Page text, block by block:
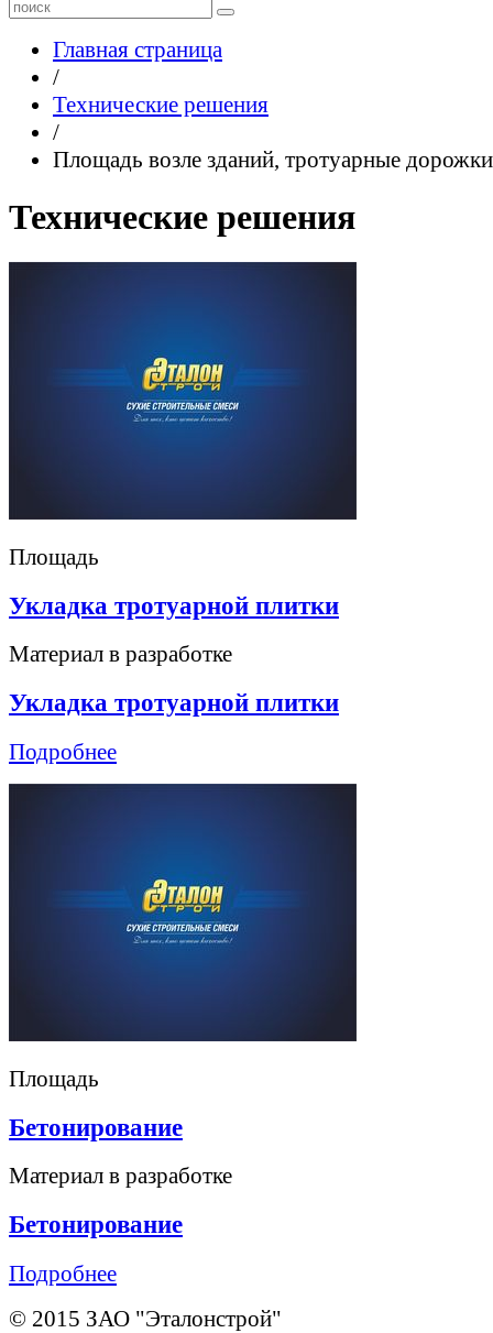
Главная страница
/
Технические решения
/
Площадь возле зданий, тротуарные дорожки
Технические решения
Площадь
Укладка тротуарной плитки
Материал в разработке
Укладка тротуарной плитки
Подробнее
Площадь
Бетонирование
Материал в разработке
Бетонирование
Подробнее
© 2015 ЗАО "Эталонстрой"